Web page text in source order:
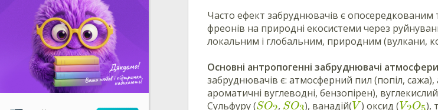
Часто ефект забруднювачів є опосередкованим
фреонів на природні екосистеми через
локальним і глобальним, природним (вулкани,
Основні антропогенні забруднювачі атмосфери
забруднювачів є: атмосферний пил (попіл, сажа),
ароматичні вуглеводні, бензопірен),
Сульфуру (SO , SO ), ванадій( V ) оксид ( V O ),